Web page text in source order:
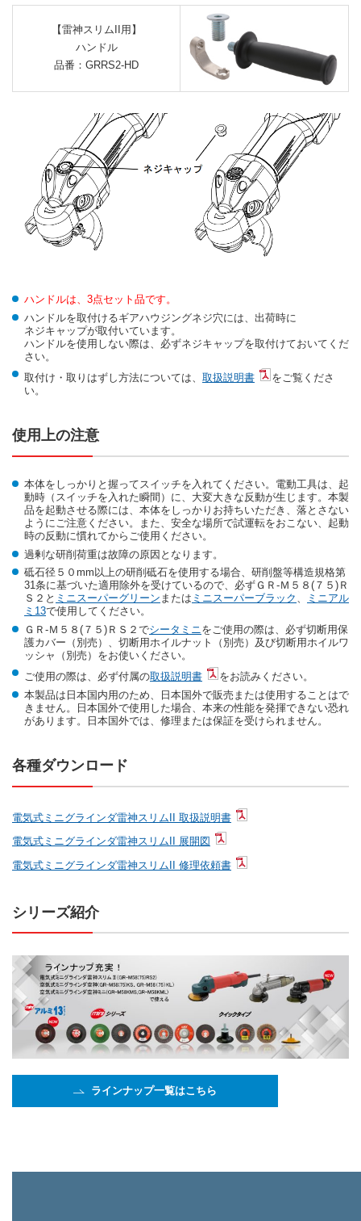
【雷神スリムII用】
ハンドル
品番：GRRS2-HD
ハンドルは、3点セット品です。
ハンドルを取付けるギアハウジングネジ穴には、出荷時に
ネジキャップが取付いています。
ハンドルを使用しない際は、必ずネジキャップを取付けておいてくだ
さい。
取付け・取りはずし方法については、 取扱説明書
をご覧くださ
い。
使用上の注意
本体をしっかりと握ってスイッチを入れてください。電動工具は、起
動時（スイッチを入れた瞬間）に、大変大きな反動が生じます。本製
品を起動させる際には、本体をしっかりお持ちいただき、落とさない
ようにご注意ください。また、安全な場所で試運転をおこない、起動
時の反動に慣れてからご使用ください。
過剰な研削荷重は故障の原因となります。
砥石径５０mm以上の研削砥石を使用する場合、研削盤等構造規格第
31条に基づいた適用除外を受けているので、必ずＧＲ-Ｍ５８(７５)Ｒ
Ｓ２と ミニスーパーグリーン または ミニスーパーブラック 、
ミニアル
ミ13で使用してください。
ＧＲ-Ｍ５８(７５)ＲＳ２でシータミニ をご使用の際は、必ず切断用保
護カバー（別売）、切断用ホイルナット（別売）及び切断用ホイルワ
ッシャ（別売）をお使いください。
ご使用の際は、必ず付属の取扱説明書
をお読みください。
本製品は日本国内用のため、日本国外で販売または使用することはで
きません。日本国外で使用した場合、本来の性能を発揮できない恐れ
があります。日本国外では、修理または保証を受けられません。
各種ダウンロード
電気式ミニグラインダ雷神スリムII 取扱説明書
電気式ミニグラインダ雷神スリムII 展開図
電気式ミニグラインダ雷神スリムII 修理依頼書
シリーズ紹介
ラインナップ一覧はこちら